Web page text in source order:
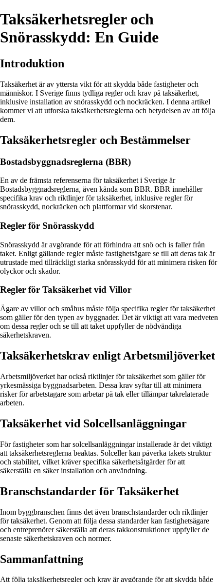
Taksäkerhetsregler och
Snörasskydd: En Guide
Introduktion
Taksäkerhet är av yttersta vikt för att skydda både fastigheter och
människor. I Sverige finns tydliga regler och krav på taksäkerhet,
inklusive installation av snörasskydd och nockräcken. I denna artikel
kommer vi att utforska taksäkerhetsreglerna och betydelsen av att följa
dem.
Taksäkerhetsregler och Bestämmelser
Bostadsbyggnadsreglerna (BBR)
En av de främsta referenserna för taksäkerhet i Sverige är
Bostadsbyggnadsreglerna, även kända som BBR. BBR innehåller
specifika krav och riktlinjer för taksäkerhet, inklusive regler för
snörasskydd, nockräcken och plattformar vid skorstenar.
Regler för Snörasskydd
Snörasskydd är avgörande för att förhindra att snö och is faller från
taket. Enligt gällande regler måste fastighetsägare se till att deras tak är
utrustade med tillräckligt starka snörasskydd för att minimera risken för
olyckor och skador.
Regler för Taksäkerhet vid Villor
Ägare av villor och småhus måste följa specifika regler för taksäkerhet
som gäller för den typen av byggnader. Det är viktigt att vara medveten
om dessa regler och se till att taket uppfyller de nödvändiga
säkerhetskraven.
Taksäkerhetskrav enligt Arbetsmiljöverket
Arbetsmiljöverket har också riktlinjer för taksäkerhet som gäller för
yrkesmässiga byggnadsarbeten. Dessa krav syftar till att minimera
risker för arbetstagare som arbetar på tak eller tillämpar takrelaterade
arbeten.
Taksäkerhet vid Solcellsanläggningar
För fastigheter som har solcellsanläggningar installerade är det viktigt
att taksäkerhetsreglerna beaktas. Solceller kan påverka takets struktur
och stabilitet, vilket kräver specifika säkerhetsåtgärder för att
säkerställa en säker installation och användning.
Branschstandarder för Taksäkerhet
Inom byggbranschen finns det även branschstandarder och riktlinjer
för taksäkerhet. Genom att följa dessa standarder kan fastighetsägare
och entreprenörer säkerställa att deras takkonstruktioner uppfyller de
senaste säkerhetskraven och normer.
Sammanfattning
Att följa taksäkerhetsregler och krav är avgörande för att skydda både